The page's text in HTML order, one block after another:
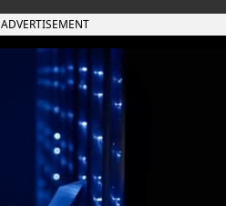
ADVERTISEMENT